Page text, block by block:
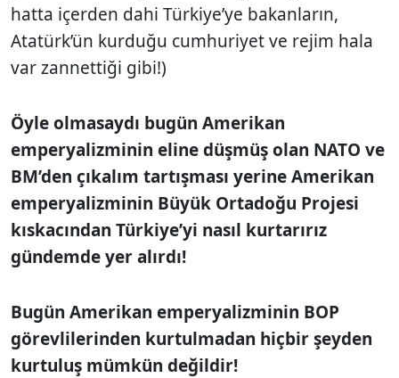
hatta içerden dahi Türkiye’ye bakanların,
Atatürk’ün kurduğu cumhuriyet ve rejim hala
var zannettiği gibi!)
Öyle olmasaydı bugün Amerikan
emperyalizminin eline düşmüş olan NATO ve
BM’den çıkalım tartışması yerine Amerikan
emperyalizminin Büyük Ortadoğu Projesi
kıskacından Türkiye’yi nasıl kurtarırız
gündemde yer alırdı!
Bugün Amerikan emperyalizminin BOP
görevlilerinden kurtulmadan hiçbir şeyden
kurtuluş mümkün değildir!